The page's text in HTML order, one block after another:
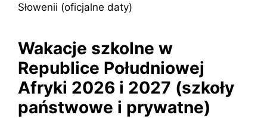
Słowenii (oficjalne daty)
Wakacje szkolne w
Republice Południowej
Afryki 2026 i 2027 (szkoły
państwowe i prywatne)